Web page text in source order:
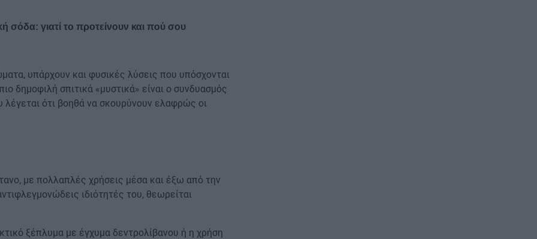
σόδα: γιατί το προτείνουν και πού σου
υπάρχουν και φυσικές λύσεις που υπόσχονται
δημοφιλή σπιτικά «μυστικά» είναι ο συνδυασμός
λέγεται ότι βοηθά να σκουρύνουν ελαφρώς οι
με πολλαπλές χρήσεις μέσα και έξω από την
ιδιότητές του, θεωρείται
ξέπλυμα με έγχυμα δεντρολίβανου ή η χρήση